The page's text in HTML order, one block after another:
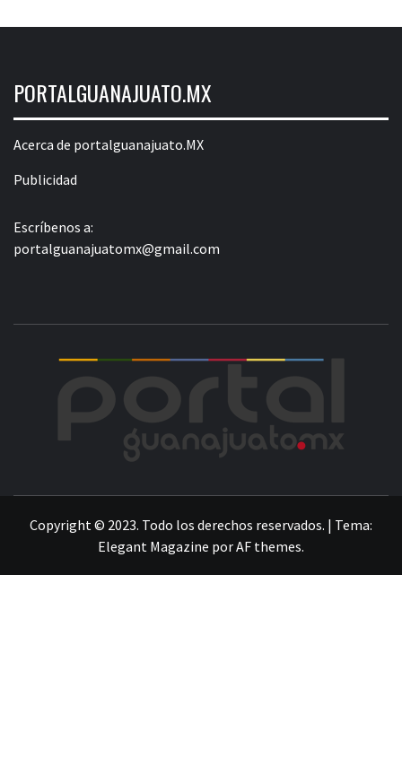
PORTALGUANAJUATO.MX
Acerca de portalguanajuato.MX
Publicidad
Escríbenos a:
portalguanajuatomx@gmail.com
Copyright © 2023. Todo los derechos reservados. | Tema:
Elegant Magazine porAF themes.